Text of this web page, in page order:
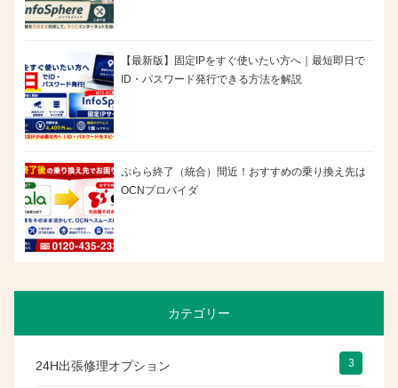
【最新版】固定IPをすぐ使いたい方へ｜最短即日で
ID・パスワード発行できる方法を解説
ぷらら終了（統合）間近！おすすめの乗り換え先は
OCNプロバイダ
カテゴリー
24H出張修理オプション 3